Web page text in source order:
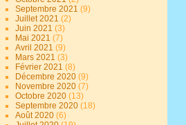
Septembre 2021(9)
Juillet 2021(2)
Juin 2021(3)
Mai 2021(7)
Avril 2021(9)
Mars 2021(3)
Février 2021(8)
Décembre 2020(9)
Novembre 2020(7)
Octobre 2020(13)
Septembre 2020(18)
Août 2020(6)